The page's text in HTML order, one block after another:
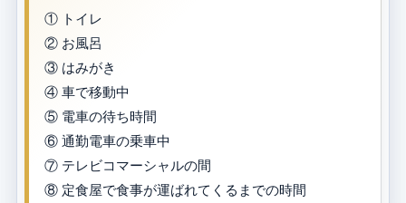
① トイレ
② お風呂
③ はみがき
④ 車で移動中
⑤ 電車の待ち時間
⑥ 通勤電車の乗車中
⑦ テレビコマーシャルの間
⑧ 定食屋で食事が運ばれてくるまでの時間